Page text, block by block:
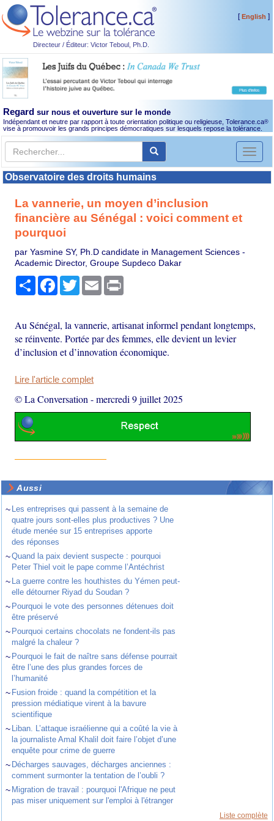
Directeur / Éditeur: Victor Teboul, Ph.D.
[English ]
Regard sur nous et ouverture sur le monde
Indépendant et neutre par rapport à toute orientation politique ou religieuse, Tolerance.ca®
vise à promouvoir les grands principes démocratiques sur lesquels repose la tolérance.
Toggle
Observatoire des droits humains
La vannerie, un moyen d’inclusion
financière au Sénégal : voici comment et
pourquoi
par Yasmine SY, Ph.D candidate in Management Sciences -
Academic Director, Groupe Supdeco Dakar
PartagerFacebook
TwitterEmail
Au Sénégal, la vannerie, artisanat informel pendant longtemps,
se réinvente. Portée par des femmes, elle devient un levier
d’inclusion et d’innovation économique.
Lire l'article complet
© La Conversation -mercredi 9 juillet 2025
Aussi
~ Les entreprises qui passent à la semaine de
quatre jours sont-elles plus productives ? Une
étude menée sur 15 entreprises apporte
des réponses
~Quand la paix devient suspecte : pourquoi
Peter Thiel voit le pape comme l’Antéchrist
~ La guerre contre les houthistes du Yémen peut-
elle détourner Riyad du Soudan ?
~ Pourquoi le vote des personnes détenues doit
être préservé
~ Pourquoi certains chocolats ne fondent-ils pas
malgré la chaleur ?
~ Pourquoi le fait de naître sans défense pourrait
être l’une des plus grandes forces de
l’humanité
~ Fusion froide : quand la compétition et la
pression médiatique virent à la bavure
scientifique
~ Liban. L’attaque israélienne qui a coûté la vie à
la journaliste Amal Khalil doit faire l’objet d’une
enquête pour crime de guerre
~ Décharges sauvages, décharges anciennes :
comment surmonter la tentation de l’oubli ?
~ Migration de travail : pourquoi l'Afrique ne peut
pas miser uniquement sur l'emploi à l'étranger
Liste complète